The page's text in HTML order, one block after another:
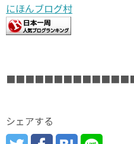
にほんブログ村
シェアする